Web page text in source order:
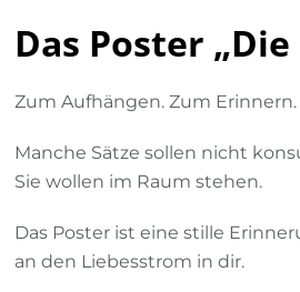
Das Poster „Die
Zum Aufhängen. Zum
Manche Sätze sollen nicht
Sie wollen im Raum stehen.
Das Poster ist eine stille
an den Liebesstrom in dir.